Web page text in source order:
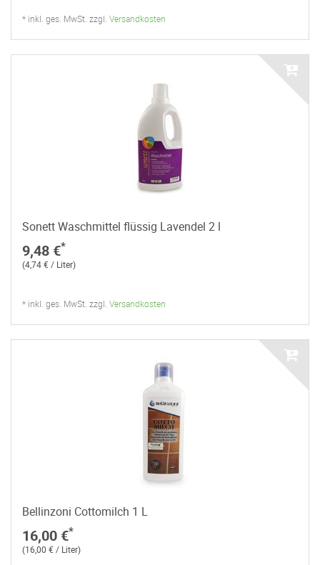
* inkl. ges. MwSt. zzgl. Versandkosten
Sonett Waschmittel flüssig Lavendel 2 l
9,48 €*
(4,74 € / Liter)
* inkl. ges. MwSt. zzgl. Versandkosten
Bellinzoni Cottomilch 1 L
16,00 €*
(16,00 € / Liter)